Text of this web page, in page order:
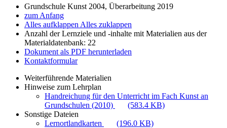
Grundschule Kunst 2004, Überarbeitung 2019
zum Anfang
Alles aufklappen Alles zuklappen
Anzahl der Lernziele und -inhalte mit Materialien aus der
Materialdatenbank: 22
Dokument als PDF herunterladen
Kontaktformular
Weiterführende Materialien
Hinweise zum Lehrplan
Handreichung für den Unterricht im Fach Kunst an
Grundschulen (2010)
(583.4 KB)
Sonstige Dateien
Lernortlandkarten
(196.0 KB)